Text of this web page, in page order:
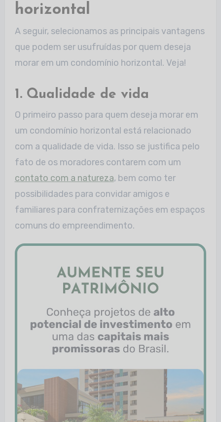
horizontal
A seguir, selecionamos as principais vantagens
que podem ser usufruídas por quem deseja
morar em um condomínio horizontal. Veja!
1. Qualidade de vida
O primeiro passo para quem deseja morar em
um condomínio horizontal está relacionado
com a qualidade de vida. Isso se justifica pelo
fato de os moradores contarem com um
contato com a natureza, bem como ter
possibilidades para convidar amigos e
familiares para confraternizações em espaços
comuns do empreendimento.